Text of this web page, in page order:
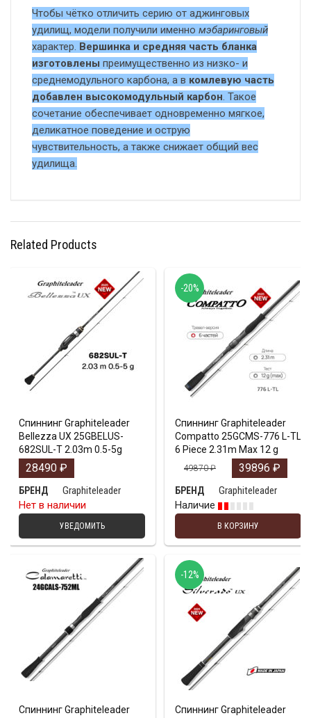
Чтобы чётко отличить серию от аджинговых
удилищ, модели получили именно мэбаринговый
характер. Вершинка и средняя часть бланка
изготовлены преимущественно из низко- и
средне­модульного карбона, а в комлевую часть
добавлен высокомодульный карбон. Такое
сочетание обеспечивает одновременно мягкое,
деликатное поведение и острую
чувствительность, а также снижает общий вес
удилища.
Related Products
Спиннинг Graphiteleader
Bellezza UX 25GBELUS-
682SUL-T 2.03m 0.5-5g
28490 ₽
БРЕНД
Graphiteleader
Нет в наличии
УВЕДОМИТЬ
Спиннинг Graphiteleader
Compatto 25GCMS-776 L-TL
6 Piece 2.31m Max 12 g
49870₽ 39896 ₽
БРЕНД
Graphiteleader
Наличие
В КОРЗИНУ
-20%
Спиннинг Graphiteleader
Спиннинг Graphiteleader
-12%